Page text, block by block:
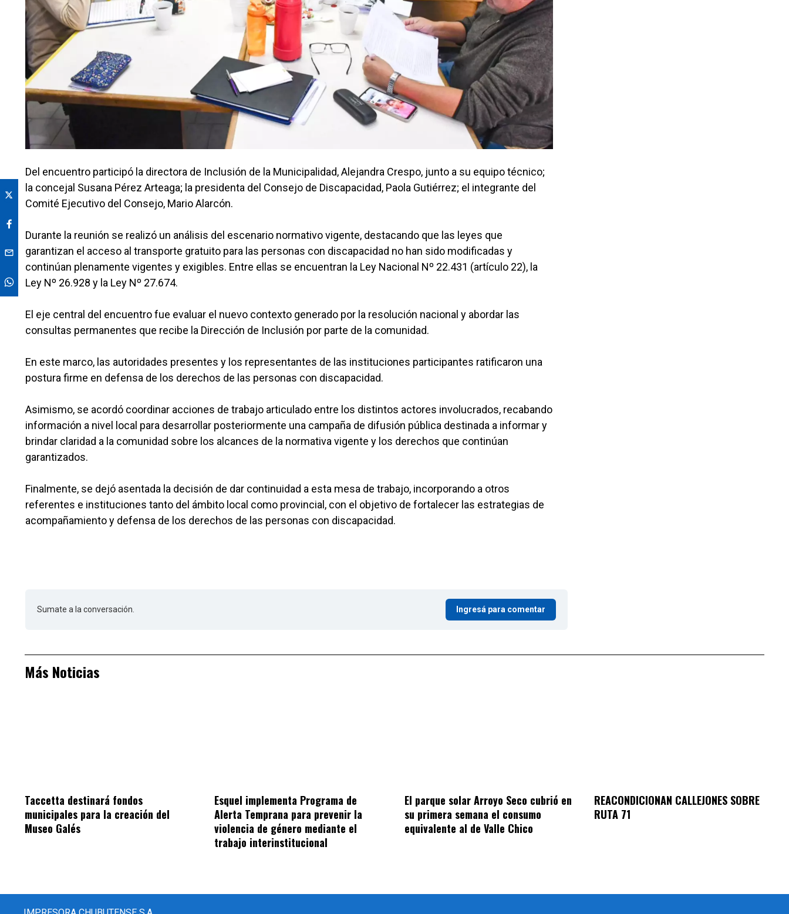
Del encuentro participó la directora de Inclusión de la Municipalidad, Alejandra Crespo, junto a su equipo técnico;
la concejal Susana Pérez Arteaga; la presidenta del Consejo de Discapacidad, Paola Gutiérrez; el integrante del
Comité Ejecutivo del Consejo, Mario Alarcón.
Durante la reunión se realizó un análisis del escenario normativo vigente, destacando que las leyes que
garantizan el acceso al transporte gratuito para las personas con discapacidad no han sido modificadas y
continúan plenamente vigentes y exigibles. Entre ellas se encuentran la Ley Nacional Nº 22.431 (artículo 22), la
Ley Nº 26.928 y la Ley Nº 27.674.
El eje central del encuentro fue evaluar el nuevo contexto generado por la resolución nacional y abordar las
consultas permanentes que recibe la Dirección de Inclusión por parte de la comunidad.
En este marco, las autoridades presentes y los representantes de las instituciones participantes ratificaron una
postura firme en defensa de los derechos de las personas con discapacidad.
Asimismo, se acordó coordinar acciones de trabajo articulado entre los distintos actores involucrados, recabando
información a nivel local para desarrollar posteriormente una campaña de difusión pública destinada a informar y
brindar claridad a la comunidad sobre los alcances de la normativa vigente y los derechos que continúan
garantizados.
Finalmente, se dejó asentada la decisión de dar continuidad a esta mesa de trabajo, incorporando a otros
referentes e instituciones tanto del ámbito local como provincial, con el objetivo de fortalecer las estrategias de
acompañamiento y defensa de los derechos de las personas con discapacidad.
Sumate a la conversación. Ingresá para comentar
Más Noticias
Taccetta destinará fondos
municipales para la creación del
Museo Galés
Esquel implementa Programa de
Alerta Temprana para prevenir la
violencia de género mediante el
trabajo interinstitucional
El parque solar Arroyo Seco cubrió en
su primera semana el consumo
equivalente al de Valle Chico
REACONDICIONAN CALLEJONES SOBRE
RUTA 71